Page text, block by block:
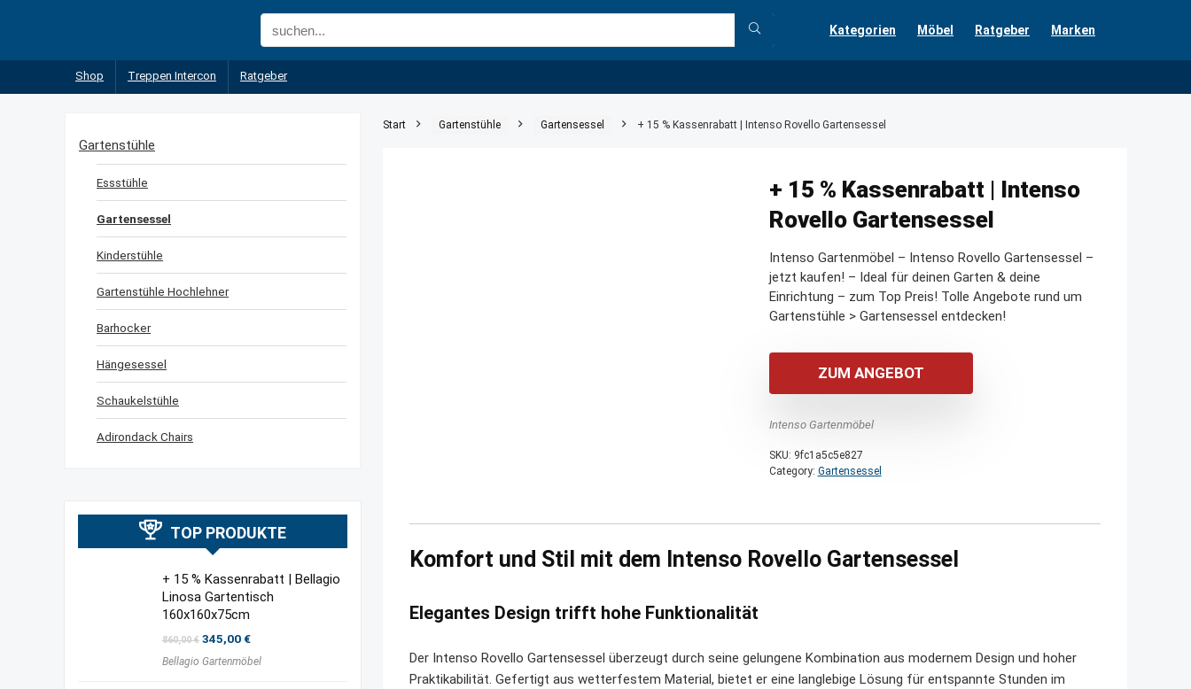
Kategorien Möbel Ratgeber Marken
Shop Treppen Intercon Ratgeber
Start Gartenstühle Gartensessel + 15 % Kassenrabatt | Intenso Rovello Gartensessel
+ 15 % Kassenrabatt | Intenso
Rovello Gartensessel
Intenso Gartenmöbel – Intenso Rovello Gartensessel –
jetzt kaufen! – Ideal für deinen Garten & deine
Einrichtung – zum Top Preis! Tolle Angebote rund um
Gartenstühle > Gartensessel entdecken!
ZUM ANGEBOT
Intenso Gartenmöbel
SKU: 9fc1a5c5e827
Category: Gartensessel
Komfort und Stil mit dem Intenso Rovello Gartensessel
Elegantes Design trifft hohe Funktionalität
Der Intenso Rovello Gartensessel überzeugt durch seine gelungene Kombination aus modernem Design und hoher
Praktikabilität. Gefertigt aus wetterfestem Material, bietet er eine langlebige Lösung für entspannte Stunden im
Gartenstühle
Essstühle
Gartensessel
Kinderstühle
Gartenstühle Hochlehner
Barhocker
Hängesessel
Schaukelstühle
Adirondack Chairs
TOP PRODUKTE
+ 15 % Kassenrabatt | Bellagio
Linosa Gartentisch
160x160x75cm
860,00€ Ursprünglicher
war:
345,00€Aktueller
ist:
Bellagio Gartenmöbel